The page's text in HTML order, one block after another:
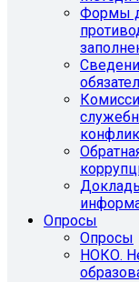
Формы
Опросы
Опросы
НОКО.